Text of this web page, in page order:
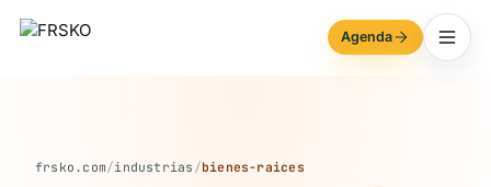
Agenda
frsko.com/industrias /bienes-raices